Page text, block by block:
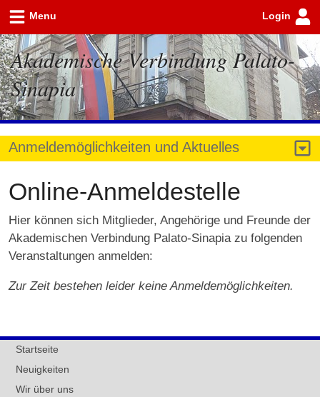
Akademische Verbindung Palato-
Sinapia
Menu Login
Anmeldemöglichkeiten und Aktuelles
Online-Anmeldestelle
Hier können sich Mitglieder, Angehörige und Freunde der
Akademischen Verbindung Palato-Sinapia zu folgenden
Veranstaltungen anmelden:
Zur Zeit bestehen leider keine Anmeldemöglichkeiten.
Startseite
Neuigkeiten
Wir über uns